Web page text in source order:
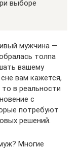
выборе
мужчина —
толпа
вашему
вам кажется,
в реальности
с
потребуют
решений.
Многие